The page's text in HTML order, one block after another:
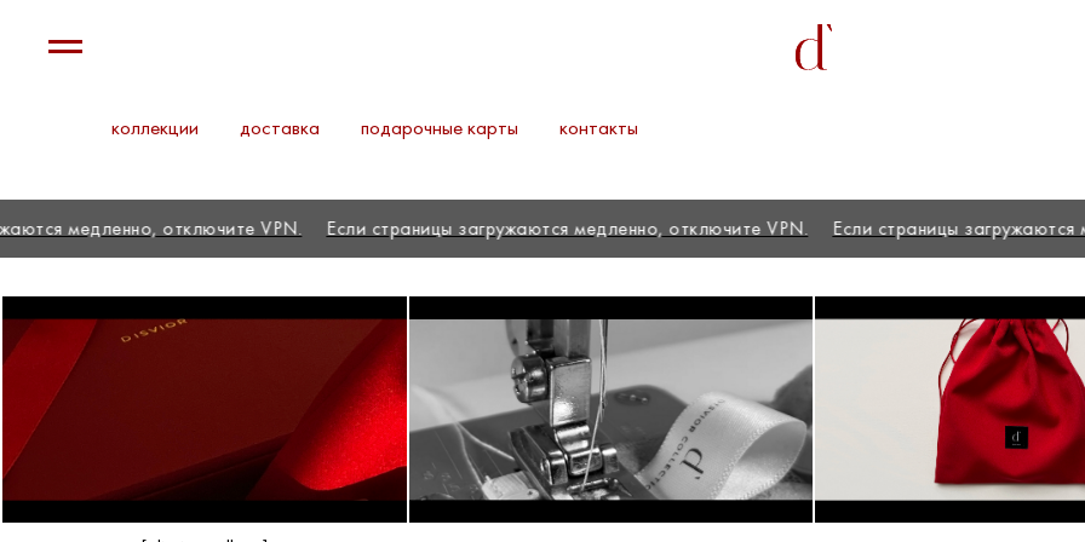
коллекции доставка подарочные карты контакты
страницы загружаются медленно, отключите VPN. Если страницы загружаются медленно, отключите VPN. Если